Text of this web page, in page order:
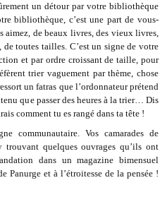
un détour par votre bibliothèque
bibliothèque, c’est une part de vous-
aimez, de beaux livres, des vieux livres,
, de toutes tailles. C’est un signe de votre
et par ordre croissant de taille, pour
trier vaguement par thème, chose
un fatras que l’ordonnateur prétend
que passer des heures à la trier… Dis
comment tu es rangé dans ta tête !
communautaire. Vos camarades de
quelques ouvrages qu’ils ont
dans un magazine bimensuel
Panurge et à l’étroitesse de la pensée !